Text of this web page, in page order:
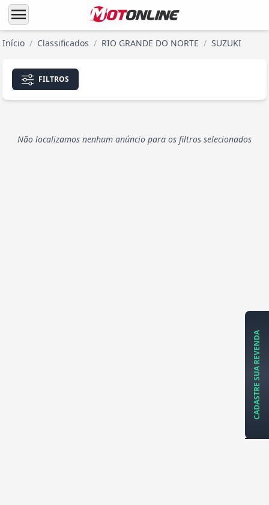
menu
Início / Classificados / RIO GRANDE DO NORTE / SUZUKI
FILTROS
Não localizamos nenhum anúncio para os filtros selecionados
CADASTRE SUA REVENDA